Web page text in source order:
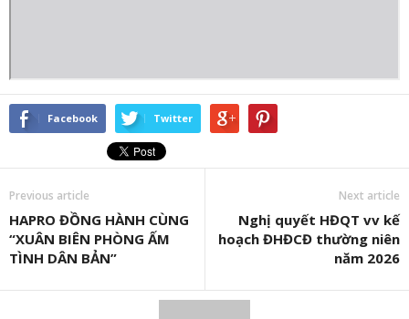
Facebook Twitter
Previous article
HAPRO ĐỒNG HÀNH CÙNG
“XUÂN BIÊN PHÒNG ẤM
TÌNH DÂN BẢN”
Next article
Nghị quyết HĐQT vv kế
hoạch ĐHĐCĐ thường niên
năm 2026